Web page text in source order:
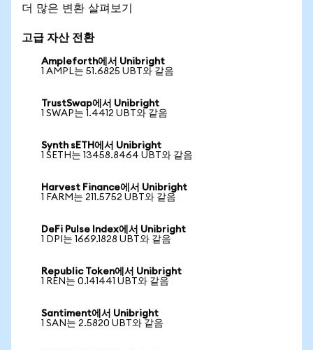
더 많은 변환 살펴보기
고급 자산 전환
Ampleforth에서 Unibright
1 AMPL는 51.6825 UBT와 같음
TrustSwap에서 Unibright
1 SWAP는 1.4412 UBT와 같음
Synth sETH에서 Unibright
1 SETH는 13458.8464 UBT와 같음
Harvest Finance에서 Unibright
1 FARM는 211.5752 UBT와 같음
DeFi Pulse Index에서 Unibright
1 DPI는 1669.1828 UBT와 같음
Republic Token에서 Unibright
1 REN는 0.141441 UBT와 같음
Santiment에서 Unibright
1 SAN는 2.5820 UBT와 같음